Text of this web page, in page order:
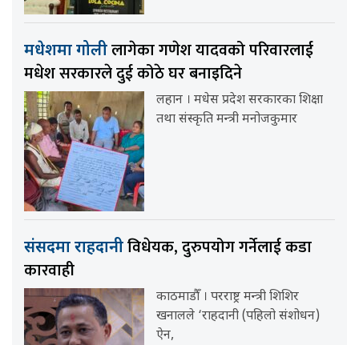
मधेशमा गोलीलागेका गणेश यादवको परिवारलाई
मधेश सरकारले दुई कोठे घर बनाइदिने
लहान । मधेस प्रदेश सरकारका शिक्षा
तथा संस्कृति मन्त्री मनोजकुमार
संसदमा राहदानीविधेयक, दुरुपयोग गर्नेलाई कडा
कारवाही
काठमाडौँ । परराष्ट्र मन्त्री शिशिर
खनालले ‘राहदानी (पहिलो संशोधन)
ऐन,